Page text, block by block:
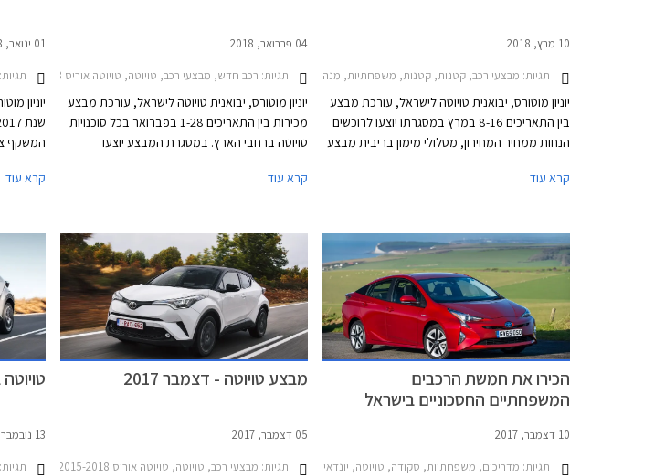
10 מרץ, 2018
תגיות: מבצעי רכב, קטנות, קטנות, משפחתיות, מנהלים, מיניוואנים, פנאי שטח, מסחרי, מסחרי, טויוטה, טויוטה אוריס 2015-2018, טויוטה אוריס הייבריד 2015-2019, טויוטה אוריס סטיישן הייבריד 2015-2019, טויוטה C-HR 2017-2019, טויוטה אוונסיס סדאן 2015-2018, טויוטה אייגו 2016-2018, טויוטה היילקס קבינה כפולה 2015-2020, טויוטה ורסו 2013-2018, טויוטה יאריס 2017-2020, טויוטה יאריס הייבריד 2017-2020, טויוטה לנד קרוזר ארוך 2018-2020, טויוטה לנד קרוזר קצר 2018-2020, טויוטה פרואייס ארוך 2017-2024, טויוטה פרואייס מדיום 2017-2024, טויוטה פריוס+ הייבריד 2015-2021, טויוטה קורולה 2016-2018, טויוטה ראב 4 2016-2018, מחירון רכבמבצע טויוטה מרץ 2018
יוניון מוטורס, יבואנית טויוטה לישראל, עורכת מבצע
בין התאריכים 8-16 במרץ במסגרתו יוצעו לרוכשים
הנחות ממחיר המחירון, מסלולי מימון בריבית מבצע
המבצע מתקיים בכל סוכנויות טויוטה ברחבי הארץ
קרא עוד
04 פברואר, 2018
תגיות: רכב חדש, מבצעי רכב, טויוטה, טויוטה אוריס 2015-2018, טויוטה C-HR 2017-2019, טויוטה אוונסיס סדאן 2015-2018, טויוטה היילקס קבינה כפולה 2015-2020, טויוטה יאריס 2017-2020, טויוטה לנד קרוזר ארוך 2014-2018, טויוטה לנד קרוזר קצר 2014-2018, טויוטה פריוס 2016-2019, טויוטה קורולה 2016-2018, טויוטה ראב 4 2016-2018, טויוטה פרואייס מדיום 2017-2024, טויוטה ורסו 2013-2018טויוטה אייגו 2016-2018
יוניון מוטורס, יבואנית טויוטה לישראל, עורכת מבצע
מכירות בין התאריכים 1-28 בפברואר בכל סוכנויות
טויוטה ברחבי הארץ. במסגרת המבצע יוצעו
בריבית שנתית של 1.95%, ועסקאות טרייד-אין.
קרא עוד
01 ינואר, 2018
תגיות:
יוניון
קרא עוד
הכירו את חמשת הרכבים
המשפחתיים החסכוניים בישראל
10 דצמבר, 2017
תגיות: מדריכים, משפחתיות, סקודה, טויוטה, יונדאי, קיה, טויוטה אוריס סטיישן הייבריד 2015-2019, טויוטה פריוס 2016-2019, קיה נירו 2016-2019, סקודה אוקטביה 2017-2020, יונדאי איוניק 2016-2020חמשת המשפחתיות החסכוניות בישראל
מבצע טויוטה - דצמבר 2017
05 דצמבר, 2017
תגיות: מבצעי רכב, טויוטה, טויוטה אוריס 2015-2018, טויוטה אוריס הייבריד 2015-2019, טויוטה C-HR 2017-2019, טויוטה אוונסיס סדאן 2015-2018, טויוטה אייגו 2016-2018, טויוטה היילקס קבינה כפולה 2015-2020, טויוטה ורסו 2013-2018, טויוטה יאריס 2017-2020, טויוטה יאריס הייבריד 2017-2020, טויוטה לנד קרוזר ארוך 2014-2018, טויוטה לנד קרוזר קצר 2014-2018, טויוטה פרואייס ארוך 2017-2024, טויוטה פרואייס מדיום 2017-2024, טויוטה פריוס 2016-2019, טויוטה קורולה 2016-2018טויוטה ראב 4 2016-2018
טויוטה
13 נובמבר, 2017
תגיות: